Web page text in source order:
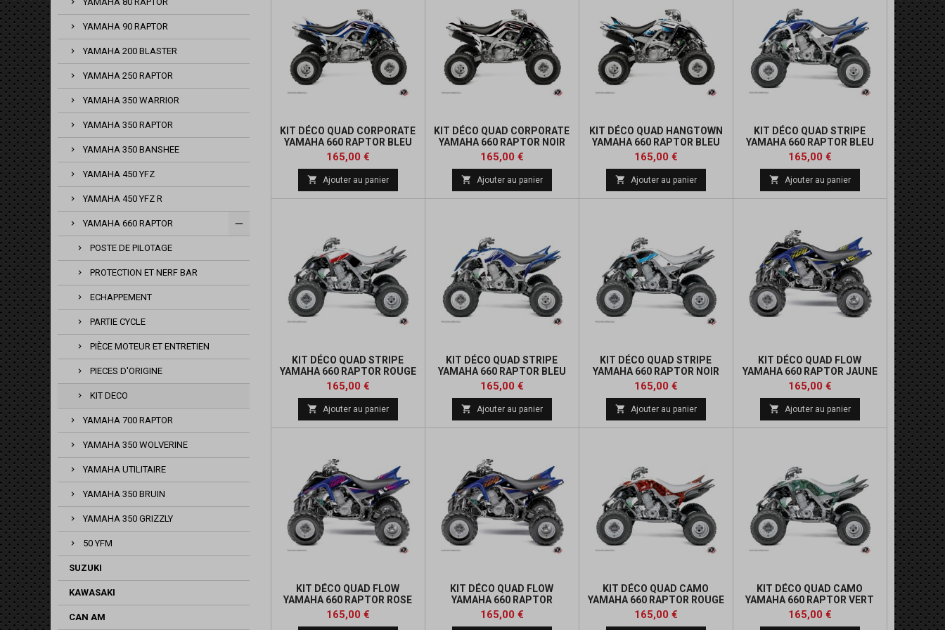
YAMAHA 90 RAPTOR
YAMAHA 200 BLASTER
YAMAHA 250 RAPTOR
YAMAHA 350 WARRIOR
YAMAHA 350 RAPTOR
YAMAHA 350 BANSHEE
YAMAHA 450 YFZ
YAMAHA 450 YFZ R
YAMAHA 660 RAPTOR
POSTE DE PILOTAGE
PROTECTION ET NERF BAR
ECHAPPEMENT
PARTIE CYCLE
PIÈCE MOTEUR ET ENTRETIEN
PIECES D'ORIGINE
KIT DECO
YAMAHA 700 RAPTOR
YAMAHA 350 WOLVERINE
YAMAHA UTILITAIRE
YAMAHA 350 BRUIN
YAMAHA 350 GRIZZLY
50 YFM
SUZUKI
KAWASAKI
CAN AM
KIT DÉCO QUAD CORPORATE
YAMAHA 660 RAPTOR BLEU
Prix
165,00 €
 Ajouter au panier
KIT DÉCO QUAD CORPORATE
YAMAHA 660 RAPTOR NOIR
Prix
165,00 €
 Ajouter au panier
KIT DÉCO QUAD HANGTOWN
YAMAHA 660 RAPTOR BLEU
Prix
165,00 €
 Ajouter au panier
KIT DÉCO QUAD STRIPE
YAMAHA 660 RAPTOR BLEU
Prix
165,00 €
 Ajouter au panier
KIT DÉCO QUAD STRIPE
YAMAHA 660 RAPTOR ROUGE
Prix
165,00 €
 Ajouter au panier
KIT DÉCO QUAD STRIPE
YAMAHA 660 RAPTOR BLEU
NUIT
Prix
165,00 €
 Ajouter au panier
KIT DÉCO QUAD STRIPE
YAMAHA 660 RAPTOR NOIR
Prix
165,00 €
 Ajouter au panier
KIT DÉCO QUAD FLOW
YAMAHA 660 RAPTOR JAUNE
Prix
165,00 €
 Ajouter au panier
KIT DÉCO QUAD FLOW
YAMAHA 660 RAPTOR ROSE
Prix
165,00 €
KIT DÉCO QUAD FLOW
YAMAHA 660 RAPTOR
ORANGE
Prix
165,00 €
KIT DÉCO QUAD CAMO
YAMAHA 660 RAPTOR ROUGE
Prix
165,00 €
KIT DÉCO QUAD CAMO
YAMAHA 660 RAPTOR VERT
Prix
165,00 €